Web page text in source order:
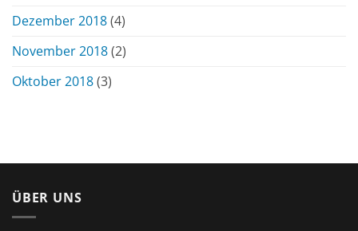
Dezember 2018(4)
November 2018(2)
Oktober 2018(3)
ÜBER UNS